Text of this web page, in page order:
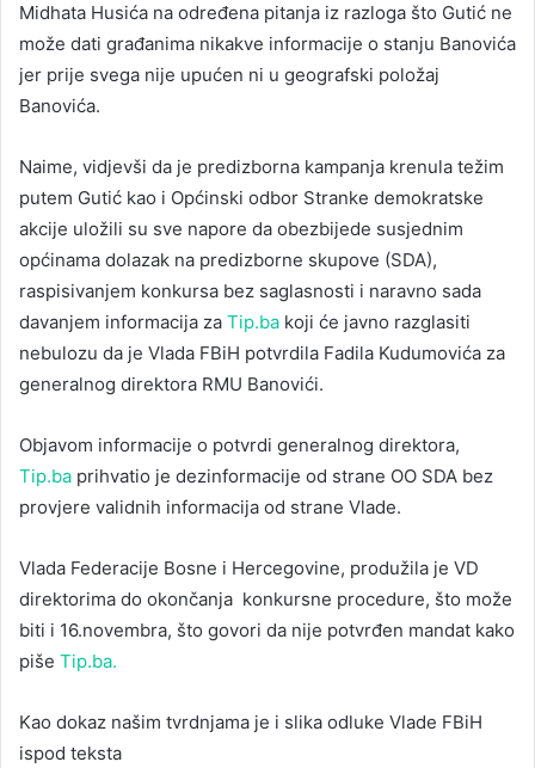
Midhata Husića na određena pitanja iz razloga što Gutić ne
može dati građanima nikakve informacije o stanju Banovića
jer prije svega nije upućen ni u geografski položaj
Banovića.
Naime, vidjevši da je predizborna kampanja krenula težim
putem Gutić kao i Općinski odbor Stranke demokratske
akcije uložili su sve napore da obezbijede susjednim
općinama dolazak na predizborne skupove (SDA),
raspisivanjem konkursa bez saglasnosti i naravno sada
davanjem informacija za Tip.ba koji će javno razglasiti
nebulozu da je Vlada FBiH potvrdila Fadila Kudumovića za
generalnog direktora RMU Banovići.
Objavom informacije o potvrdi generalnog direktora,
Tip.ba prihvatio je dezinformacije od strane OO SDA bez
provjere validnih informacija od strane Vlade.
Vlada Federacije Bosne i Hercegovine, produžila je VD
direktorima do okončanja konkursne procedure, što može
biti i 16.novembra, što govori da nije potvrđen mandat kako
piše Tip.ba.
Kao dokaz našim tvrdnjama je i slika odluke Vlade FBiH
ispod teksta